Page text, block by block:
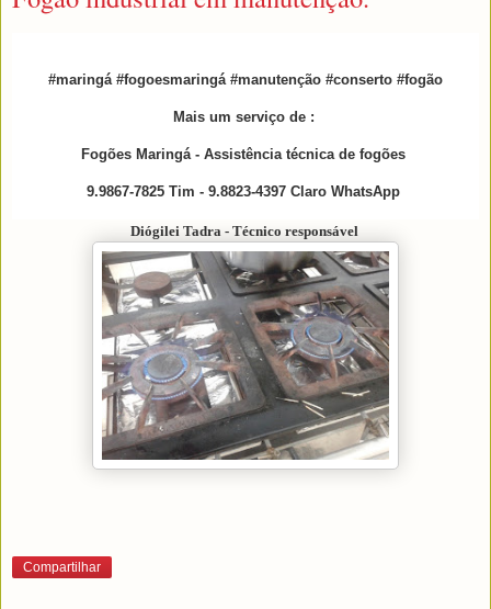
#maringá #fogoesmaringá #manutenção #conserto #fogão
Mais um serviço de :
Fogões Maringá - Assistência técnica de fogões
9.9867-7825 Tim - 9.8823-4397 Claro WhatsApp
Diógilei Tadra - Técnico responsável
Compartilhar